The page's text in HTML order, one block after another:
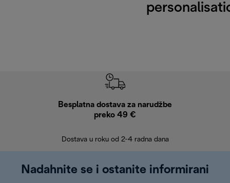
Besplatna dostava za narudžbe
preko 49 €
Dostava u roku od 2-4 radna dana
Nadahnite se i ostanite informirani